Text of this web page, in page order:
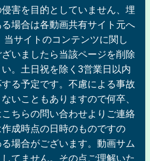
害を目的としていません、埋
場合は各動画共有サイト元へ
当サイトのコンテンツに関し
いましたら当該ページを削除
。土日祝を除く3営業日以内
る予定です。不慮による事故
いこともありますので何卒、
ちらの問い合わせよりご連絡
成時点の日時のものですの
場合がございます。動画サム
てません。その点ご理解いた